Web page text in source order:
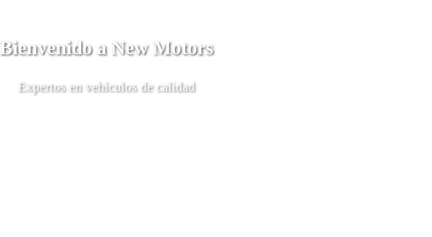
Bienvenido a New Motors
Expertos en vehículos de calidad